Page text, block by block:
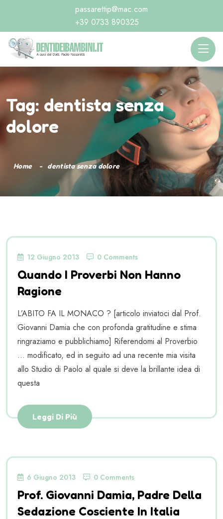
passarettip@mac.com
+39 0733 890325
Tag: dentista senza
dolore
Home dentista senza dolore
12 Giugno 2013 0 Comments
Quando I Proverbi Non Hanno
Ragione
L’ABITO FA IL MONACO ? [articolo inviatoci dal Prof.
Giovanni Damia che con profonda gratitudine e stima
ringraziamo e pubblichiamo] Riferendomi al Proverbio
… modificato, ed in seguito ad una recente mia visita
allo Studio di Paolo al quale si deve la brillante idea di
questa
Leggi Di Più
6 Giugno 2013 0 Comments
Prof. Giovanni Damia, Padre Della
Sedazione Cosciente In Italia